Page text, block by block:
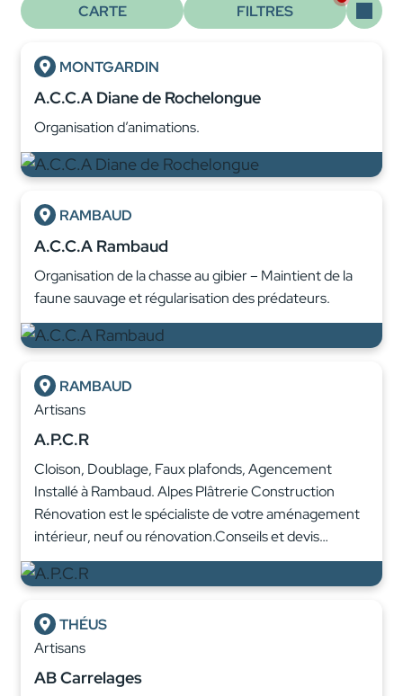
CARTE FILTRES
MONTGARDIN
A.C.C.A Diane de Rochelongue
Organisation d’animations.
RAMBAUD
A.C.C.A Rambaud
Organisation de la chasse au gibier – Maintient de la
faune sauvage et régularisation des prédateurs.
RAMBAUD
Artisans
A.P.C.R
Cloison, Doublage, Faux plafonds, Agencement
Installé à Rambaud. Alpes Plâtrerie Construction
Rénovation est le spécialiste de votre aménagement
intérieur, neuf ou rénovation.Conseils et devis…
THÉUS
Artisans
AB Carrelages